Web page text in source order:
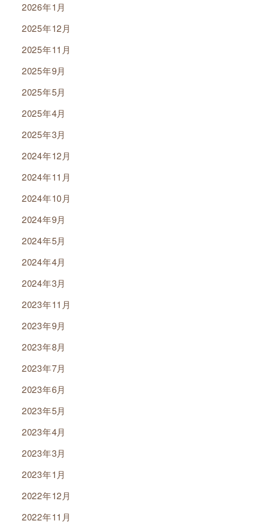
2026年1月
2025年12月
2025年11月
2025年9月
2025年5月
2025年4月
2025年3月
2024年12月
2024年11月
2024年10月
2024年9月
2024年5月
2024年4月
2024年3月
2023年11月
2023年9月
2023年8月
2023年7月
2023年6月
2023年5月
2023年4月
2023年3月
2023年1月
2022年12月
2022年11月